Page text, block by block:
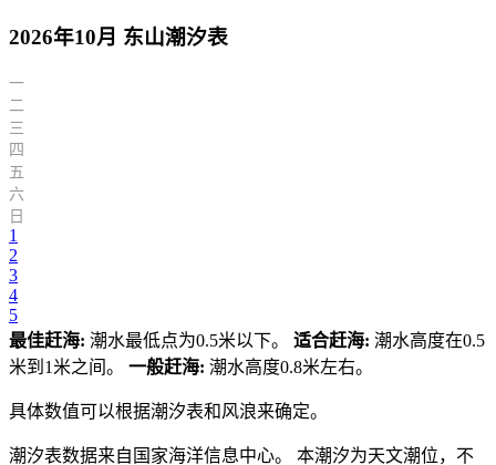
2026年10月 东山潮汐表
一
二
三
四
五
六
日
1
2
3
4
5
最佳赶海: 潮水最低点为0.5米以下。 适合赶海: 潮水高度在0.5
米到1米之间。 一般赶海: 潮水高度0.8米左右。
具体数值可以根据潮汐表和风浪来确定。
潮汐表数据来自国家海洋信息中心。 本潮汐为天文潮位，不